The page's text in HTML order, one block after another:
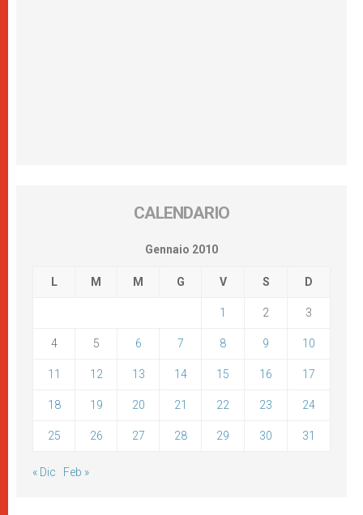
CALENDARIO
Gennaio 2010
L M M G V S D
1 2 3
4 5 6 7 8 9 10
11 12 13 14 15 16 17
18 19 20 21 22 23 24
25 26 27 28 29 30 31
« Dic Feb »